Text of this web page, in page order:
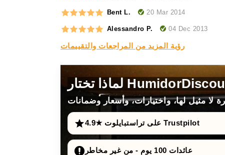
Bent L. 20 Mar 2014
Alessandro P. 04 Dec 2013
رؤية المزيد من المراجعات والتقييمات
4.9★ على تراستبايلوت Trustpilot
عائدات 100 يوم - من غير مخاطر